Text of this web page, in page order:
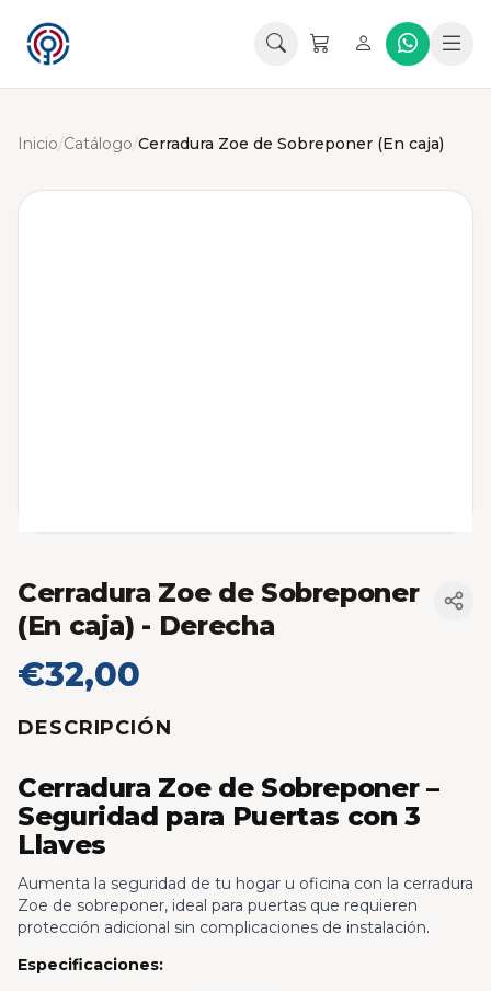
Inicio/Catálogo/Cerradura Zoe de Sobreponer (En caja)
Cerradura Zoe de Sobreponer
(En caja) - Derecha
€32,00
DESCRIPCIÓN
Cerradura Zoe de Sobreponer –
Seguridad para Puertas con 3
Llaves
Aumenta la seguridad de tu hogar u oficina con la cerradura
Zoe de sobreponer, ideal para puertas que requieren
protección adicional sin complicaciones de instalación.
Especificaciones: